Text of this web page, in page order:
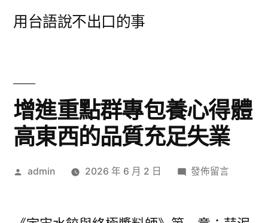
用台語說不出口的事
增進重點群專包養心得體
高東西的品質充足失業
作
admin 2026 年 6 月 2 日
在
發佈留言